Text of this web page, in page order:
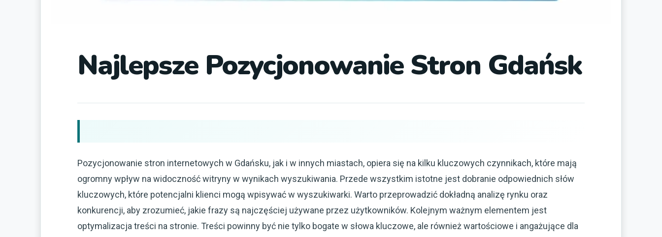
Najlepsze Pozycjonowanie Stron Gdańsk
Pozycjonowanie stron internetowych w Gdańsku, jak i w innych miastach, opiera się na kilku kluczowych czynnikach, które mają
ogromny wpływ na widoczność witryny w wynikach wyszukiwania. Przede wszystkim istotne jest dobranie odpowiednich słów
kluczowych, które potencjalni klienci mogą wpisywać w wyszukiwarki. Warto przeprowadzić dokładną analizę rynku oraz
konkurencji, aby zrozumieć, jakie frazy są najczęściej używane przez użytkowników. Kolejnym ważnym elementem jest
optymalizacja treści na stronie. Treści powinny być nie tylko bogate w słowa kluczowe, ale również wartościowe i angażujące dla